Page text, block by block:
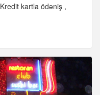
Kredit kartla ödəniş